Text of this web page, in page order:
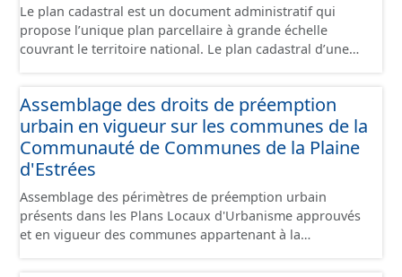
Le plan cadastral est un document administratif qui
propose l’unique plan parcellaire à grande échelle
couvrant le territoire national. Le plan cadastral d’une
communément appelées « feuilles de plan ». La parcelle
est l’unité cadastrale de base. C’est un terrain d’un seul
tenant situé dans un même lieudit et appartenant à un
même propriétaire. Le plan cadastral au format vecteur
est issu majoritairement de numérisation du plan
cadastral papier ou raster réalisée dans le cadre de
conventions avec les collectivités territoriales. Les plans
cadastraux au format vecteur en France métropolitaine
Assemblage des droits de préemption
urbain en vigueur sur les communes de la
Communauté de Communes de la Plaine
d'Estrées
Assemblage des périmètres de préemption urbain
présents dans les Plans Locaux d'Urbanisme approuvés
et en vigueur des communes appartenant à la